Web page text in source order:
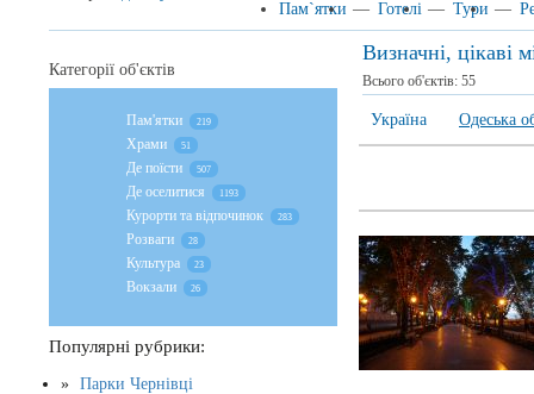
Пам`ятки — Готелі — Тури —
Визначні, цікаві
Всього об'єктів: 55
Україна Одеська
Категорії об'єктів
Пам'ятки 219
Храми 51
Де поїсти 507
Де оселитися 1193
Курорти та відпочинок 283
Розваги 28
Культура 23
Вокзали 26
Популярні рубрики:
Парки Чернівці